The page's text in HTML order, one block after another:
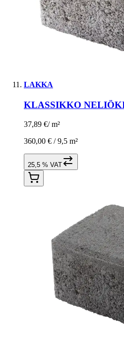
LAKKA
KLASSIKKO
37,89 €/ m²
360,00 € /9,5 m²
25,5 % VAT